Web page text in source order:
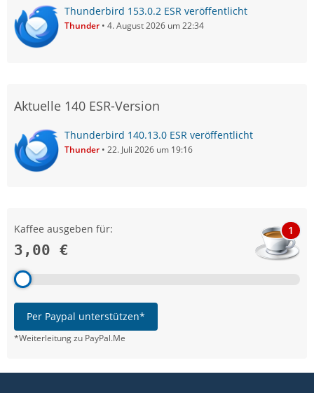
Thunderbird 153.0.2 ESR veröffentlicht
Thunder 4. August 2026 um 22:34
Aktuelle 140 ESR-Version
Thunderbird 140.13.0 ESR veröffentlicht
Thunder 22. Juli 2026 um 19:16
Kaffee ausgeben für:
3,00 €
1
Per Paypal unterstützen*
*Weiterleitung zu PayPal.Me